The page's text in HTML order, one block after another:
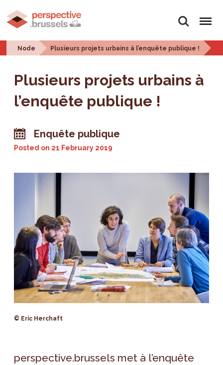
Search Menu
Node Plusieurs projets urbains à l’enquête publique !
Plusieurs projets urbains à
l’enquête publique !
Enquête publique
Posted on 21 February 2019
© Eric Herchaft
perspective.brussels met à l’enquête